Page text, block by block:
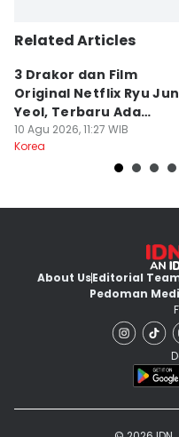
Related Articles
3 Drakor dan Film
Original Netflix Ryu Jun
Yeol, Terbaru Ada
Mousetrap
10 Agu 2026, 11:27 WIB
Korea
About UsEditorial
Pedoman